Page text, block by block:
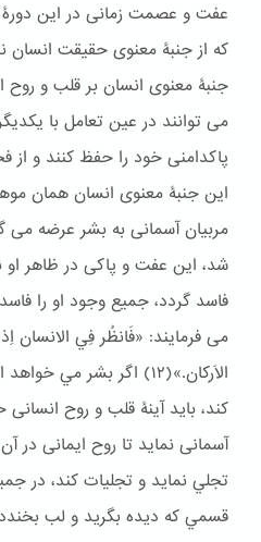
عفت و عصمت زمانی در این دورۀ
که از جنبۀ معنوی حقیقت انسان
جنبۀ معنوی انسان بر قلب و روح
می توانند در عین تعامل با
پاکدامنی خود را حفظ کنند و از
این جنبۀ معنوی انسان همان
مربیان آسمانی به بشر عرضه
شد، این عفت و پاکی در ظاهر او
فاسد گردد، جمیع وجود او را
می فرمایند: «فَانظُر فِي الانسان
الاَركان.»(١٢) اگر بشر مي
كند، بايد آینۀ قلب و روح
آسمانی نماید تا روح ایمانی
تجلي نمايد و تجليات كند، در
قسمي كه ديده بگريد و لب